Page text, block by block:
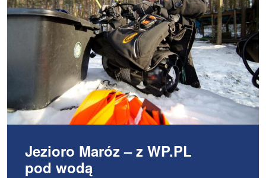
Jezioro Maróz – z WP.PL
pod wodą